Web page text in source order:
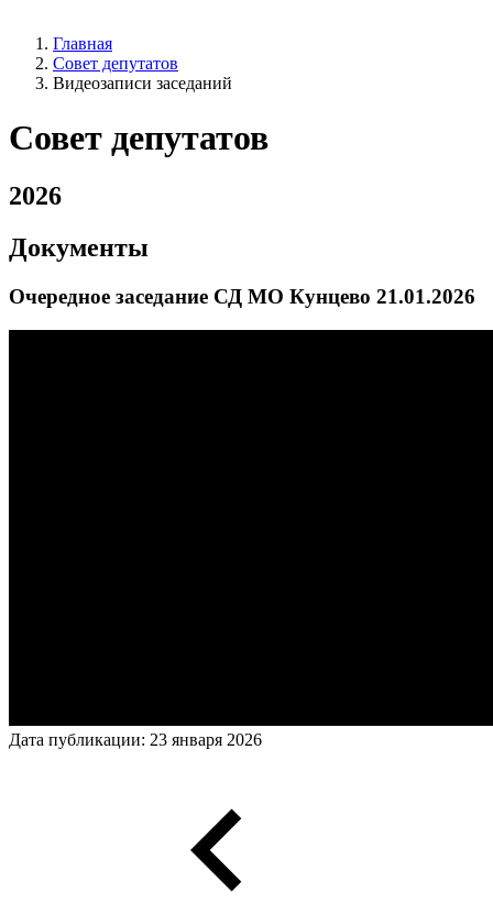
Главная
Совет депутатов
Видеозаписи заседаний
Совет депутатов
2026
Документы
Очередное заседание СД МО Кунцево 21.01.2026
Дата публикации: 23 января 2026